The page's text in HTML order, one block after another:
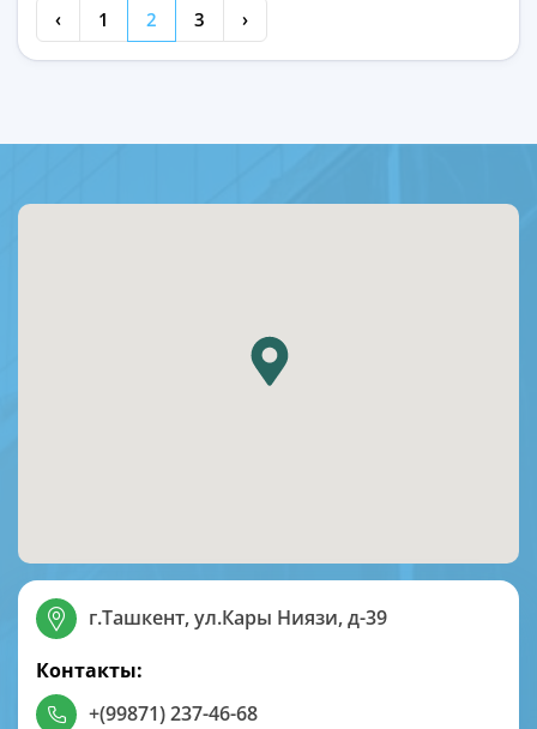
‹ 1 2 3 ›
г.Ташкент, ул.Кары Ниязи, д-39
Контакты:
+(99871) 237-46-68